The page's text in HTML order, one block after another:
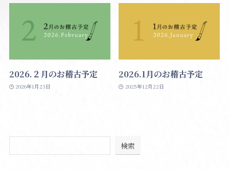
2026.２月のお稽古予定
2026年1月23日
2026.1月のお稽古予定
2025年12月22日
検索